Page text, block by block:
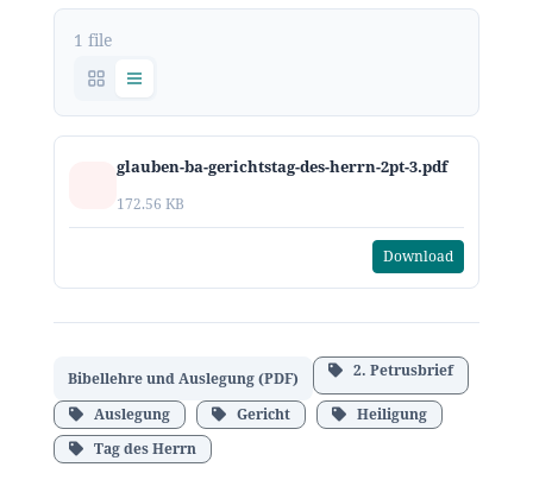
1 file
glauben-ba-gerichtstag-des-herrn-2pt-3.pdf
172.56 KB
Download
Bibellehre und Auslegung (PDF) 2. Petrusbrief
Auslegung Gericht
Heiligung
Tag des Herrn